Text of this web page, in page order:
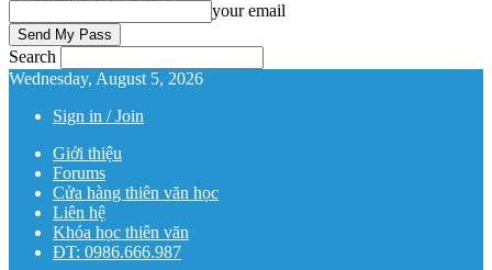
your email
Search
Wednesday, August 5, 2026
Sign in / Join
Giới thiệu
Forums
Cửa hàng thiên văn học
Liên hệ
Khóa học thiên văn
ĐT: 0986.666.987